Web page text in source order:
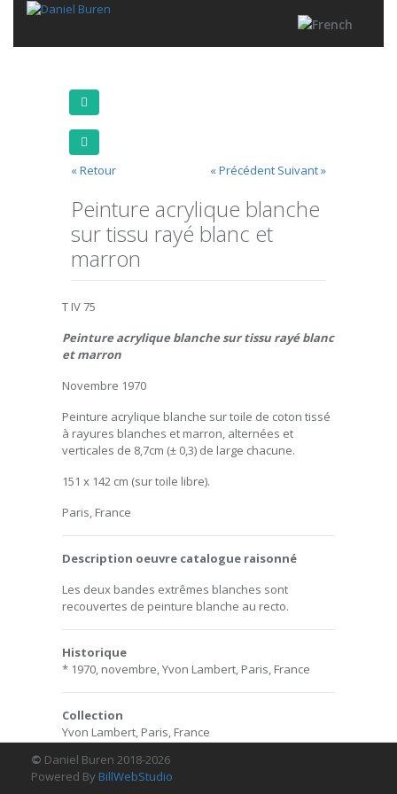
« Retour « Précédent Suivant »
Peinture acrylique blanche
sur tissu rayé blanc et
marron
T IV 75
Peinture acrylique blanche sur tissu rayé blanc
et marron
Novembre 1970
Peinture acrylique blanche sur toile de coton tissé
à rayures blanches et marron, alternées et
verticales de 8,7cm (± 0,3) de large chacune.
151 x 142 cm (sur toile libre).
Paris, France
Description oeuvre catalogue raisonné
Les deux bandes extrêmes blanches sont
recouvertes de peinture blanche au recto.
Historique
* 1970, novembre, Yvon Lambert, Paris, France
Collection
Yvon Lambert, Paris, France
© Daniel Buren 2018-2026
Powered By BillWebStudio